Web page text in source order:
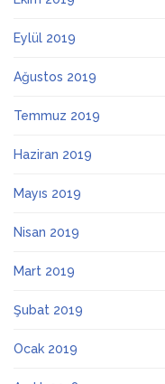
Eylül 2019
Ağustos 2019
Temmuz 2019
Haziran 2019
Mayıs 2019
Nisan 2019
Mart 2019
Şubat 2019
Ocak 2019